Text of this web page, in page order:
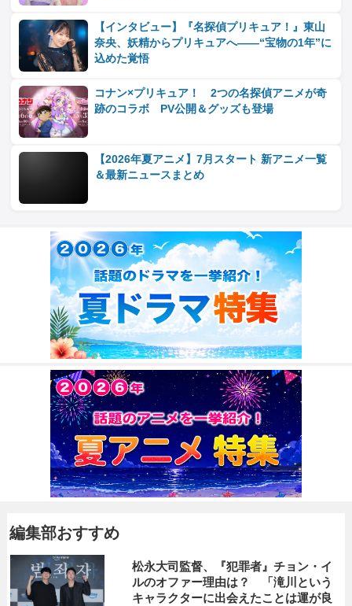
【インタビュー】『名探偵プリキュア！』東山
奈央、妖精からプリキュアへ――“宝物の1年”に
込めた覚悟
コナン×プリキュア！ 2つの名探偵アニメが奇
跡のコラボ PV公開＆グッズも登場
【2026年夏アニメ】7月スタート 新アニメ一覧
＆最新ニュースまとめ
編集部おすすめ
松永大司監督、『犯罪者』チョン・イ
ルのオファー理由は？ 「滝川という
キャラクターに出会えたことは運が良